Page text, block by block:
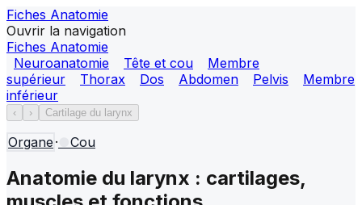
Fiches Anatomie
Ouvrir la navigation
Fiches Anatomie
Neuroanatomie
Tête et cou
Membre
supérieur
Thorax Dos Abdomen Pelvis
Membre
inférieur
‹ › Cartilage du larynx
Organe · Cou
Anatomie du larynx : cartilages,